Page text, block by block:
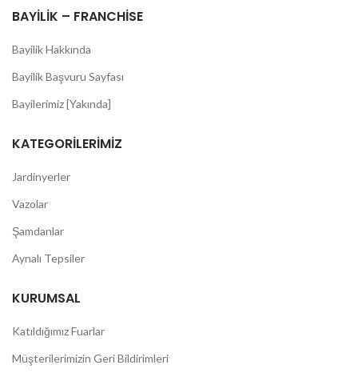
BAYILIK – FRANCHISE
Bayilik Hakkında
Bayilik Başvuru Sayfası
Bayilerimiz [Yakında]
KATEGORILERIMIZ
Jardinyerler
Vazolar
Şamdanlar
Aynalı Tepsiler
KURUMSAL
Katıldığımız Fuarlar
Müşterilerimizin Geri Bildirimleri